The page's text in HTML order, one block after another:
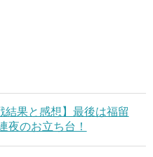
結果と感想】最後は福留
夜のお立ち台！